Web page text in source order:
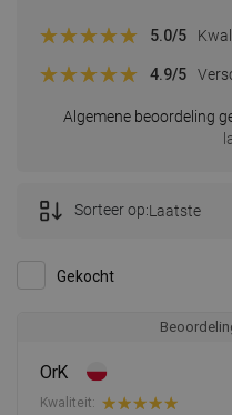
Algemene beoordeling
5.0/5
4.9/5
Gekocht
Sorteer op:Laatste
OrK
Kwaliteit: